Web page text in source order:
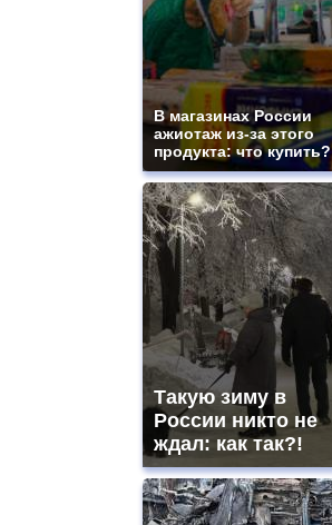
https://gradewatches.to/
https://www.replicasrelojes.to/
В магазинах России
ажиотаж из-за этого
продукта: что купить?
Такую зиму в
России никто не
ждал: как так?!